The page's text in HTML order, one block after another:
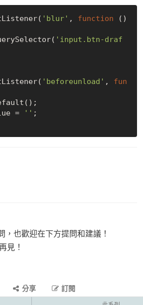
'blur' , function (
'input.btn-draf
'beforeunload' , fun
=
'' ;
，也歡迎在下方提問和建議！
見！
分享 訂閱